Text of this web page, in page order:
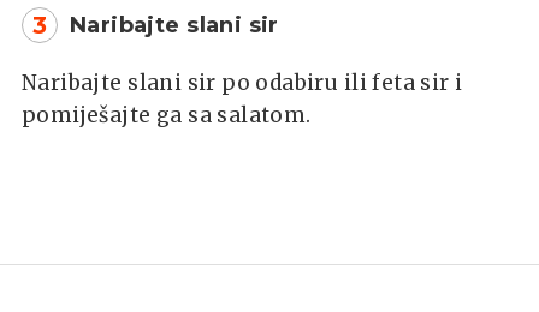
3 Naribajte slani sir
Naribajte slani sir po odabiru ili feta sir i
pomiješajte ga sa salatom.